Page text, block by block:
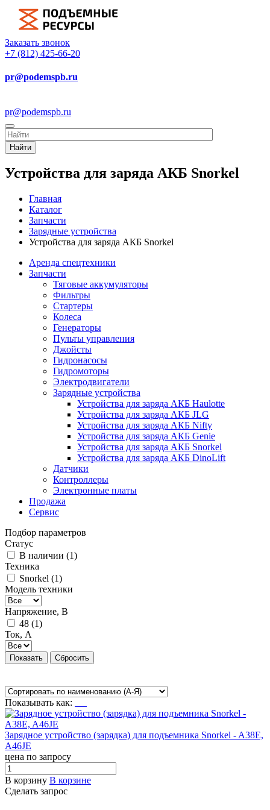
Заказать звонок
+7 (812) 425-66-20
pr@podemspb.ru
pr@podemspb.ru
Найти
Устройства для заряда АКБ Snorkel
Главная
Каталог
Запчасти
Зарядные устройства
Устройства для заряда АКБ Snorkel
Аренда спецтехники
Запчасти
Тяговые аккумуляторы
Фильтры
Стартеры
Колеса
Генераторы
Пульты управления
Джойсты
Гидронасосы
Гидромоторы
Электродвигатели
Зарядные устройства
Устройства для заряда АКБ Haulotte
Устройства для заряда АКБ JLG
Устройства для заряда АКБ Nifty
Устройства для заряда АКБ Genie
Устройства для заряда АКБ Snorkel
Устройства для заряда АКБ DinoLift
Датчики
Контроллеры
Электронные платы
Продажа
Сервис
Подбор параметров
Статус
В наличии (1)
Техника
Snorkel (1)
Модель техники
Напряжение, В
48 (1)
Ток, А
Показывать как:
Зарядное устройство (зарядка) для подъемника Snorkel - A38E,
A46JE
цена по запросу
В корзину В корзине
Сделать запрос